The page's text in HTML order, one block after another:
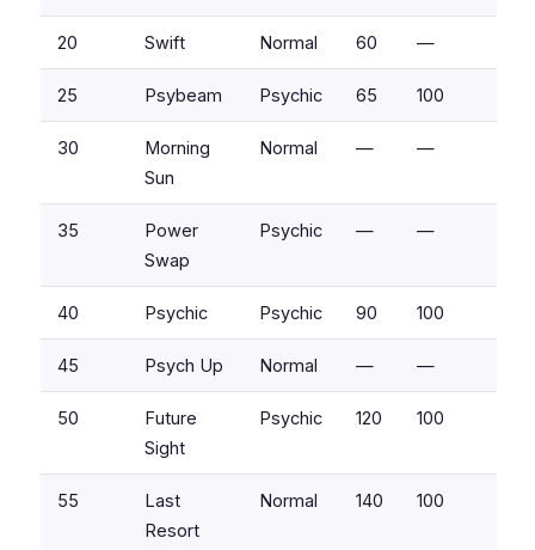
20 Swift Normal 60 —
25 Psybeam Psychic 65 100
30
Morning
Sun
Normal — —
35
Power
Swap
Psychic — —
40 Psychic Psychic 90 100
45 Psych Up Normal — —
50
Future
Sight
Psychic 120 100
55
Last
Resort
Normal 140 100